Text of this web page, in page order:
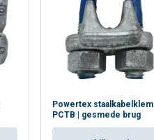
Powertex staalkabelklem
PCTB | gesmede brug